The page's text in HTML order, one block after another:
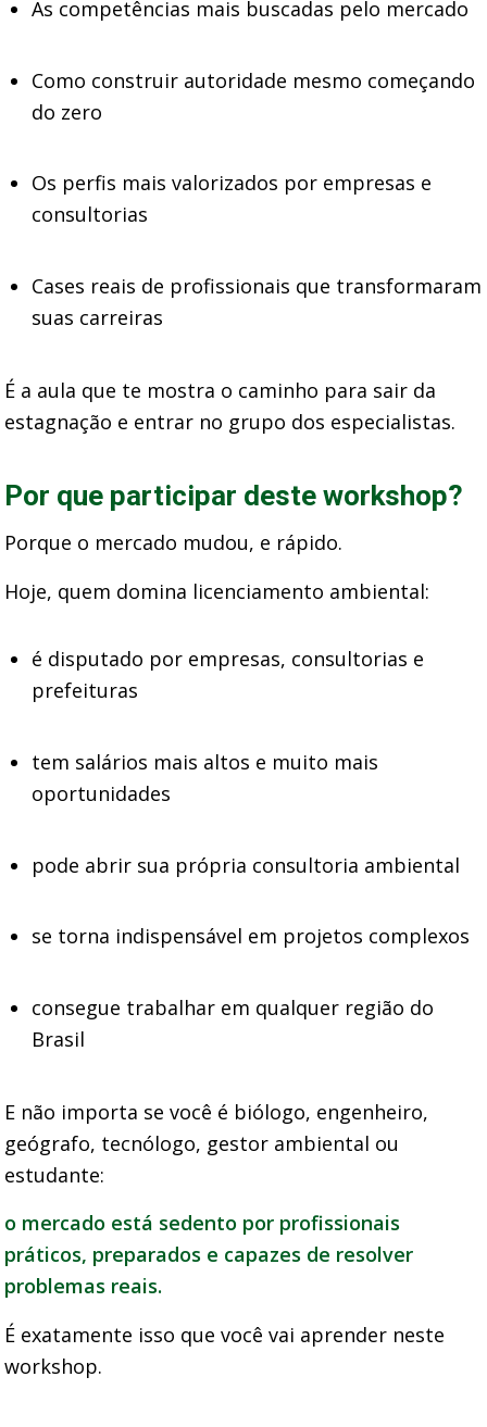
As competências mais buscadas pelo mercado
Como construir autoridade mesmo começando
do zero
Os perfis mais valorizados por empresas e
consultorias
Cases reais de profissionais que transformaram
suas carreiras
É a aula que te mostra o caminho para sair da
estagnação e entrar no grupo dos especialistas.
Por que participar deste workshop?
Porque o mercado mudou, e rápido.
Hoje, quem domina licenciamento ambiental:
é disputado por empresas, consultorias e
prefeituras
tem salários mais altos e muito mais
oportunidades
pode abrir sua própria consultoria ambiental
se torna indispensável em projetos complexos
consegue trabalhar em qualquer região do
Brasil
E não importa se você é biólogo, engenheiro,
geógrafo, tecnólogo, gestor ambiental ou
estudante:
o mercado está sedento por profissionais
práticos, preparados e capazes de resolver
problemas reais.
É exatamente isso que você vai aprender neste
workshop.